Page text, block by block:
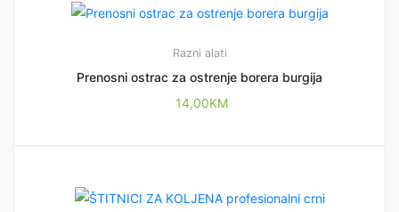
Razni alati
Prenosni ostrac za ostrenje borera burgija
14,00KM